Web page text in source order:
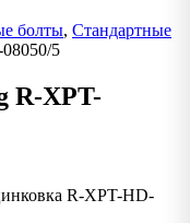
болты, Стандартные
5
R-XPT-